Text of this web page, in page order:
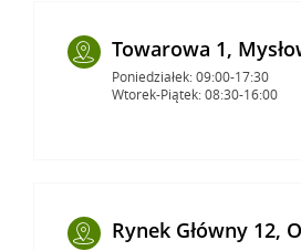
Towarowa 1,
Poniedziałek: 09:00-17:30
Wtorek-Piątek: 08:30-16:00
Rynek Główny 12,